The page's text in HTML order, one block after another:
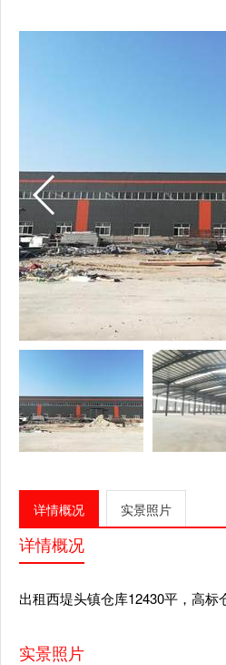
详情概况 实景照片
详情概况
出租西堤头镇仓库12430平，高
实景照片